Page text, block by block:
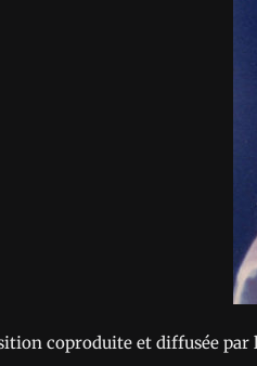
coproduite et diffusée par